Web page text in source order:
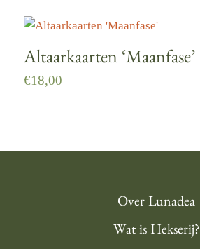
Altaarkaarten ‘Maanfase’
€18,00
Over Lunadea
Wat is Hekserij?